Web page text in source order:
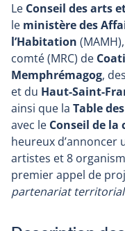
Le Conseil des arts
le ministère des
l’Habitation
comté (MRC) de
Memphrémagog, des
et du Haut-Saint-
ainsi que la Table
avec le Conseil de la
heureux d’annoncer
artistes et 8
premier appel de
partenariat territorial